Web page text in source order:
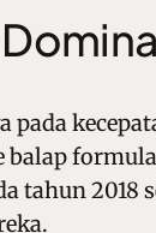
pada
tahun